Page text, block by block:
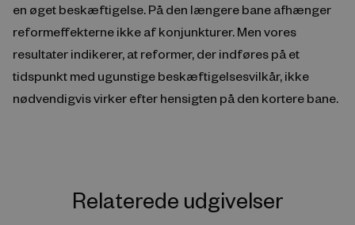
en øget beskæftigelse. På den længere bane afhænger
reformeffekterne ikke af konjunkturer. Men vores
resultater indikerer, at reformer, der indføres på et
tidspunkt med ugunstige beskæftigelsesvilkår, ikke
nødvendigvis virker efter hensigten på den kortere bane.
Relaterede udgivelser